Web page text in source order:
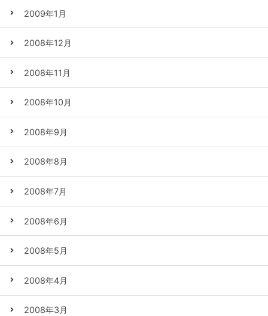
2009年1月
2008年12月
2008年11月
2008年10月
2008年9月
2008年8月
2008年7月
2008年6月
2008年5月
2008年4月
2008年3月